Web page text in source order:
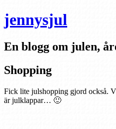
jennysjul
En blogg om julen,
Shopping
Fick lite julshopping gjord också.
är julklappar… 🙂